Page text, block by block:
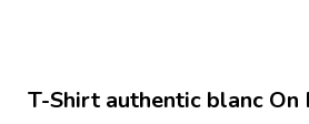
T-Shirt authentic blanc On